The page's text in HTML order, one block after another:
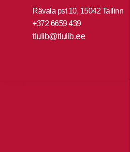
Rävala pst 10, 15042 Tallinn
+372 6659 439
tlulib@tlulib.ee